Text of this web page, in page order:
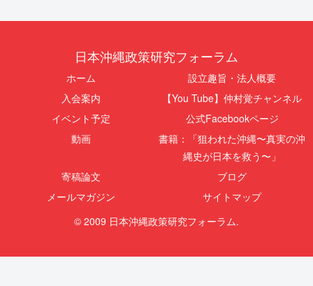
日本沖縄政策研究フォーラム
ホーム
設立趣旨・法人概要
入会案内
【You Tube】仲村覚チャンネル
イベント予定
公式Facebookページ
動画
書籍：「狙われた沖縄〜真実の沖
縄史が日本を救う〜」
寄稿論文
ブログ
メールマガジン
サイトマップ
© 2009 日本沖縄政策研究フォーラム.